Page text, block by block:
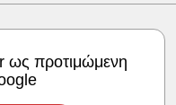
ως προτιμώμενη